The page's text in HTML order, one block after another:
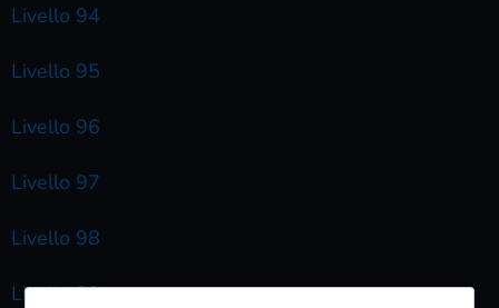
Livello 94
Livello 95
Livello 96
Livello 97
Livello 98
Livello 99